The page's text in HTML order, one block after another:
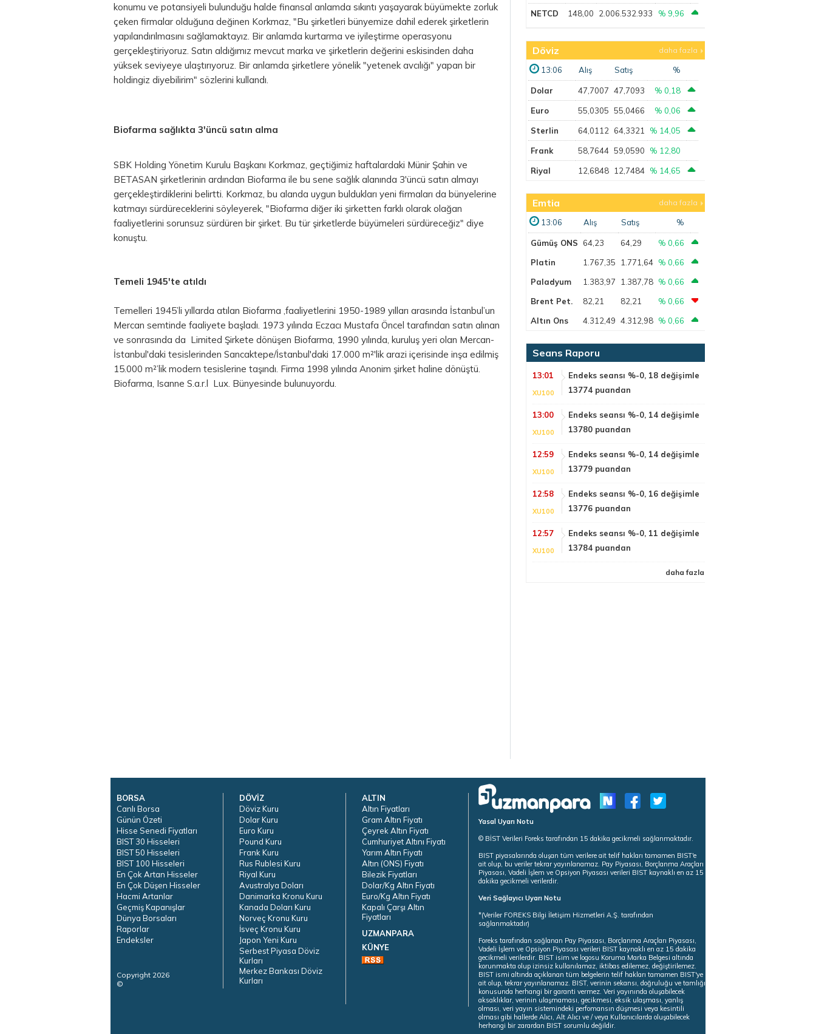
konumu ve potansiyeli bulunduğu halde finansal anlamda sıkıntı yaşayarak büyümekte zorluk
çeken firmalar olduğuna değinen Korkmaz, "Bu şirketleri bünyemize dahil ederek şirketlerin
yapılandırılmasını sağlamaktayız. Bir anlamda kurtarma ve iyileştirme operasyonu
gerçekleştiriyoruz. Satın aldığımız mevcut marka ve şirketlerin değerini eskisinden daha
yüksek seviyeye ulaştırıyoruz. Bir anlamda şirketlere yönelik "yetenek avcılığı" yapan bir
holdingiz diyebilirim" sözlerini kullandı.
Biofarma sağlıkta 3'üncü satın alma
SBK Holding Yönetim Kurulu Başkanı Korkmaz, geçtiğimiz haftalardaki Münir Şahin ve
BETASAN şirketlerinin ardından Biofarma ile bu sene sağlık alanında 3'üncü satın almayı
gerçekleştirdiklerini belirtti. Korkmaz, bu alanda uygun buldukları yeni firmaları da bünyelerine
katmayı sürdüreceklerini söyleyerek, "Biofarma diğer iki şirketten farklı olarak olağan
faaliyetlerini sorunsuz sürdüren bir şirket. Bu tür şirketlerde büyümeleri sürdüreceğiz" diye
konuştu.
Temeli 1945'te atıldı
Temelleri 1945’li yıllarda atılan Biofarma ,faaliyetlerini 1950-1989 yılları arasında İstanbul’un
Mercan semtinde faaliyete başladı. 1973 yılında Eczacı Mustafa Öncel tarafından satın alınan
ve sonrasında da Limited Şirkete dönüşen Biofarma, 1990 yılında, kuruluş yeri olan Mercan-
İstanbul'daki tesislerinden Sancaktepe/İstanbul'daki 17.000 m²'lik arazi içerisinde inşa edilmiş
15.000 m²’lik modern tesislerine taşındı. Firma 1998 yılında Anonim şirket haline dönüştü.
Biofarma, Isanne S.a.r.l Lux. Bünyesinde bulunuyordu.
NETCD 148,00 2.006.532.933 % 9,96
Döviz daha fazla
13:06 Alış Satış %
Dolar 47,7007 47,7093 % 0,18
Euro 55,0305 55,0466 % 0,06
Sterlin 64,0112 64,3321 % 14,05
Frank 58,7644 59,0590 % 12,80
Riyal 12,6848 12,7484 % 14,65
Emtia daha fazla
13:06 Alış Satış %
Gümüş ONS 64,23 64,29
% 0,66
Platin
1.767,35 1.771,64 % 0,66
Paladyum
1.383,97 1.387,78 % 0,66
Brent Pet.
82,21 82,21
% 0,66
Altın Ons
4.312,49 4.312,98 % 0,66
Seans Raporu
13:01
XU100
Endeks seansı %-0, 18 değişimle
13774 puandan
13:00
XU100
Endeks seansı %-0, 14 değişimle
13780 puandan
12:59
XU100
Endeks seansı %-0, 14 değişimle
13779 puandan
12:58
XU100
Endeks seansı %-0, 16 değişimle
13776 puandan
12:57
XU100
Endeks seansı %-0, 11 değişimle
13784 puandan
daha fazla
BORSA
Canlı Borsa
Günün Özeti
Hisse Senedi Fiyatları
BIST 30 Hisseleri
BIST 50 Hisseleri
BIST 100 Hisseleri
En Çok Artan Hisseler
En Çok Düşen Hisseler
Hacmi Artanlar
Geçmiş Kapanışlar
Dünya Borsaları
Raporlar
Endeksler
Copyright 2026
©
DÖVİZ
Döviz Kuru
Dolar Kuru
Euro Kuru
Pound Kuru
Frank Kuru
Rus Rublesi Kuru
Riyal Kuru
Avustralya Doları
Danimarka Kronu Kuru
Kanada Doları Kuru
Norveç Kronu Kuru
İsveç Kronu Kuru
Japon Yeni Kuru
Serbest Piyasa Döviz
Kurları
Merkez Bankası Döviz
Kurları
ALTIN
Altın Fiyatları
Gram Altın Fiyatı
Çeyrek Altın Fiyatı
Cumhuriyet Altını Fiyatı
Yarım Altın Fiyatı
Altın (ONS) Fiyatı
Bilezik Fiyatları
Dolar/Kg Altın Fiyatı
Euro/Kg Altın Fiyatı
Kapalı Çarşı Altın
Fiyatları
UZMANPARA
KÜNYE
Yasal Uyarı Notu
© BİST Verileri Foreks tarafından 15 dakika gecikmeli sağlanmaktadır.
BIST piyasalarında oluşan tüm verilere ait telif hakları tamamen BIST'e
ait olup, bu veriler tekrar yayınlanamaz. Pay Piyasası, Borçlanma Araçları
Piyasası, Vadeli İşlem ve Opsiyon Piyasası verileri BIST kaynaklı en az 15
dakika gecikmeli verilerdir.
Veri Sağlayıcı Uyarı Notu
*(Veriler FOREKS Bilgi İletişim Hizmetleri A.Ş. tarafından
sağlanmaktadır)
Foreks tarafından sağlanan Pay Piyasası, Borçlanma Araçları Piyasası,
Vadeli İşlem ve Opsiyon Piyasası verileri BIST kaynaklı en az 15 dakika
gecikmeli verilerdir. BIST isim ve logosu Koruma Marka Belgesi altında
korunmakta olup izinsiz kullanılamaz, iktibas edilemez, değiştirilemez.
BIST ismi altında açıklanan tüm belgelerin telif hakları tamamen BIST'ye
ait olup, tekrar yayınlanamaz. BIST, verinin sekansı, doğruluğu ve tamlığı
konusunda herhangi bir garanti vermez. Veri yayınında oluşabilecek
aksaklıklar, verinin ulaşmaması, gecikmesi, eksik ulaşması, yanlış
olması, veri yayın sistemindeki perfomansın düşmesi veya kesintili
olması gibi hallerde Alıcı, Alt Alıcı ve / veya Kullanıcılarda oluşabilecek
herhangi bir zarardan BIST sorumlu değildir.